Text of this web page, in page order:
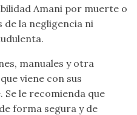
Amani por muerte o
de la negligencia ni
manuales y otra
viene con sus
le recomienda que
forma segura y de